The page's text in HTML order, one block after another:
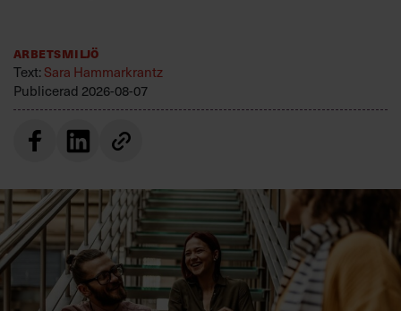
Arbetsmiljö
Text:Sara Hammarkrantz
Publicerad 2026-08-07